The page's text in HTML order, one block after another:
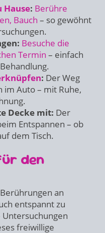
Hause: Berühre
Bauch – so gewöhnt
Besuche die
Termin – einfach
: Der Weg
im Auto – mit Ruhe,
Decke mit: Der
Entspannen – ob
dem Tisch.
den
an
entspannt zu
freiwillige